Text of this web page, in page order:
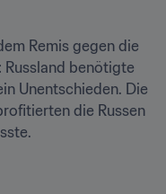
Remis gegen die
Russland benötigte
die Russen